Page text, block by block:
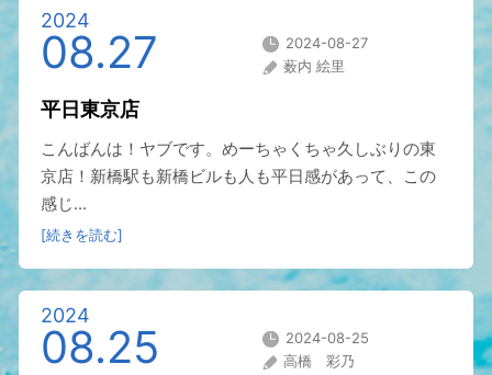
2024
08.27
2024-08-27
薮内 絵里
平日東京店
こんばんは！ヤブです。めーちゃくちゃ久しぶりの東
京店！新橋駅も新橋ビルも人も平日感があって、この
感じ...
[続きを読む]
2024
08.25
2024-08-25
高橋 彩乃